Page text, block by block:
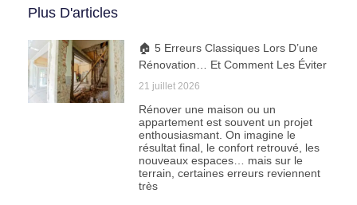
Plus D'articles
🏠 5 Erreurs Classiques Lors D’une
Rénovation… Et Comment Les Éviter
21 juillet 2026
Rénover une maison ou un
appartement est souvent un projet
enthousiasmant. On imagine le
résultat final, le confort retrouvé, les
nouveaux espaces… mais sur le
terrain, certaines erreurs reviennent
très